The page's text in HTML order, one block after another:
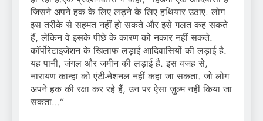
जिसने अपने हक के लिए लड़ने के लिए हथियार उठाए. लोग
इस तरीके से सहमत नहीं हो सकते और इसे गलत कह सकते
हैं, लेकिन वे इसके पीछे के कारण को नकार नहीं सकते.
कॉर्पोरेटाइजेशन के खिलाफ लड़ाई आदिवासियों की लड़ाई है.
यह पानी, जंगल और जमीन की लड़ाई है. इस वजह से,
नारायण कान्हा को एंटी-नेशनल नहीं कहा जा सकता. जो लोग
अपने हक की रक्षा कर रहे हैं, उन पर ऐसा ज़ुल्म नहीं किया जा
सकता…”